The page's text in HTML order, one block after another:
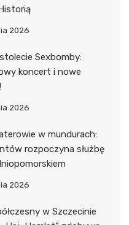
2026
Sexbomby:
koncert i nowe
2026
w mundurach:
rozpoczyna służbę
2026
w Szczecinie